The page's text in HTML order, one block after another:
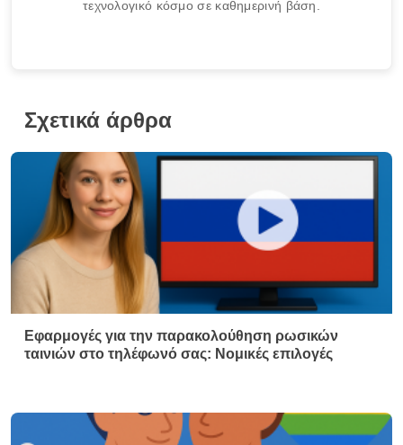
τεχνολογικό κόσμο σε καθημερινή βάση.
Σχετικά άρθρα
Εφαρμογές για την παρακολούθηση ρωσικών
ταινιών στο τηλέφωνό σας: Νομικές επιλογές